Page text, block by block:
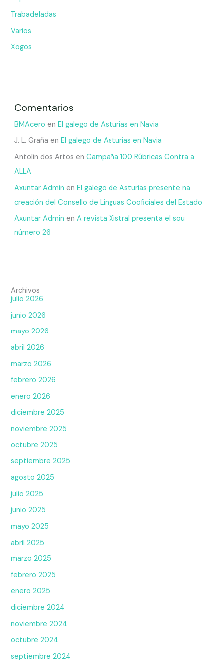
Trabadeladas
Varios
Xogos
Comentarios
BMAcero en El galego de Asturias en Navia
J. L. Graña en El galego de Asturias en Navia
Antolín dos Artos en Campaña 100 Rúbricas Contra a
ALLA
Axuntar Admin en El galego de Asturias presente na
creación del Consello de Linguas Cooficiales del Estado
Axuntar Admin en A revista Xistral presenta el sou
número 26
Archivos
julio 2026
junio 2026
mayo 2026
abril 2026
marzo 2026
febrero 2026
enero 2026
diciembre 2025
noviembre 2025
octubre 2025
septiembre 2025
agosto 2025
julio 2025
junio 2025
mayo 2025
abril 2025
marzo 2025
febrero 2025
enero 2025
diciembre 2024
noviembre 2024
octubre 2024
septiembre 2024